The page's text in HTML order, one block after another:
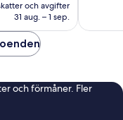
499 kr
och avgifter
31 aug. – 1 sep.
och förmåner. Fler